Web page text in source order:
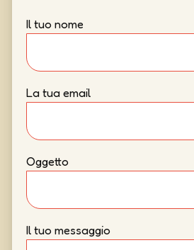
Il tuo nome
La tua email
Oggetto
Il tuo messaggio